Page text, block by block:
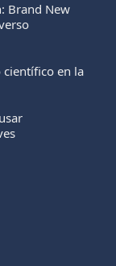
Brand New
científico en la